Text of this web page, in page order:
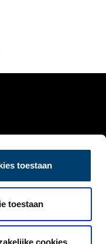
toestaan
toestaan
cookies